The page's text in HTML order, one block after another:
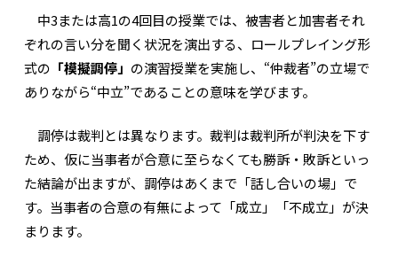
中3または高1の4回目の授業では、被害者と加害者それ
ぞれの言い分を聞く状況を演出する、ロールプレイング形
式の 「模擬調停」 の演習授業を実施し、“仲裁者”の立場で
ありながら“中立”であることの意味を学びます。
調停は裁判とは異なります。裁判は裁判所が判決を下す
ため、仮に当事者が合意に至らなくても勝訴・敗訴といっ
た結論が出ますが、調停はあくまで「話し合いの場」で
す。当事者の合意の有無によって「成立」「不成立」が決
まります。